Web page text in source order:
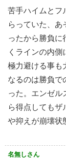
苦手ハイムとフ
らっていた、あ
ったから勝負に
くラインの内
極力避ける事も
なるのは勝負で
った。エンゼル
ら得点してもザ
や抑えが崩壊状
名無しさん